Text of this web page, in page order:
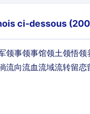
ci-dessous